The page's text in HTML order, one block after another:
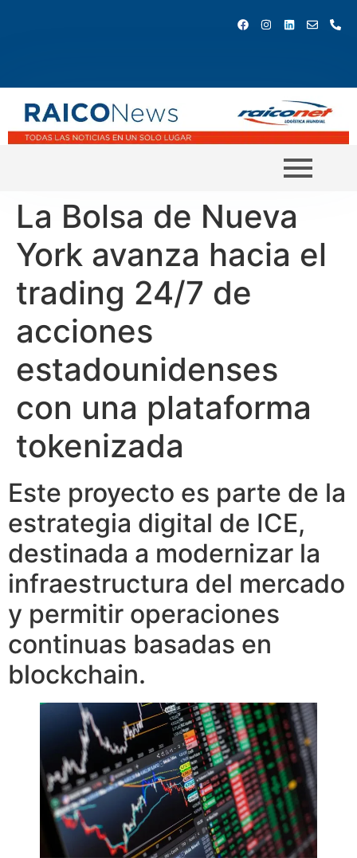
La Bolsa de Nueva
York avanza hacia el
trading 24/7 de
acciones
estadounidenses
con una plataforma
tokenizada
Este proyecto es parte de la
estrategia digital de ICE,
destinada a modernizar la
infraestructura del mercado
y permitir operaciones
continuas basadas en
blockchain.